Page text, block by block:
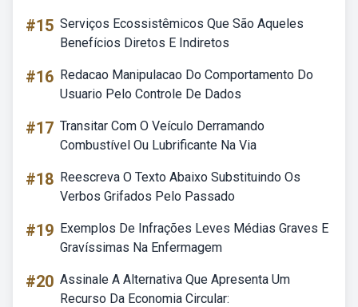
#15 Serviços Ecossistêmicos Que São Aqueles
Benefícios Diretos E Indiretos
#16 Redacao Manipulacao Do Comportamento Do
Usuario Pelo Controle De Dados
#17 Transitar Com O Veículo Derramando
Combustível Ou Lubrificante Na Via
#18 Reescreva O Texto Abaixo Substituindo Os
Verbos Grifados Pelo Passado
#19 Exemplos De Infrações Leves Médias Graves E
Gravíssimas Na Enfermagem
#20 Assinale A Alternativa Que Apresenta Um
Recurso Da Economia Circular: